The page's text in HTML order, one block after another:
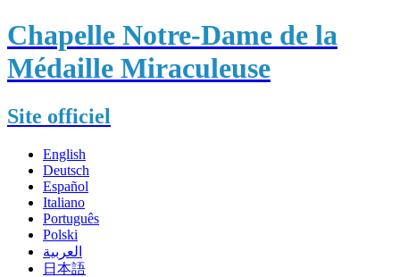
Chapelle Notre-Dame de la
Médaille Miraculeuse
Site officiel
English
Deutsch
Español
Italiano
Português
Polski
العربية
日本語